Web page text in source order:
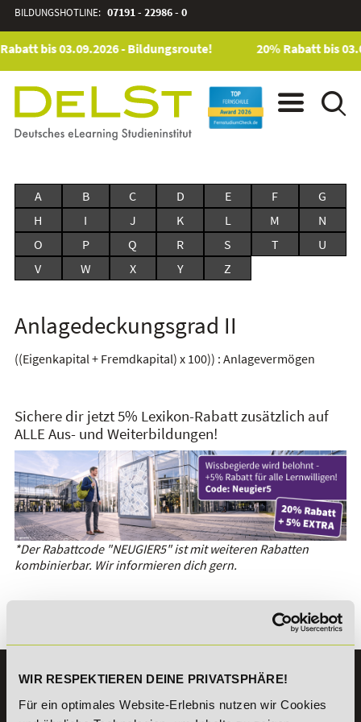
WIR RESPEKTIEREN DEINE PRIVATSPHÄRE!
Für ein optimales Website-Erlebnis nutzen wir Cookies
BILDUNGSHOTLINE: 07191 - 22986 - 0
bis 03.09.2026 - Bildungsroute! 20% Rabatt bis
A B C D E F
G
H
I J K L M
N
O
P Q R S T
U
V
W X Y Z
Anlagedeckungsgrad II
((Eigenkapital + Fremdkapital) x 100)) : Anlagevermögen
Sichere dir jetzt 5% Lexikon-Rabatt zusätzlich auf
ALLE Aus- und Weiterbildungen!
*Der Rabattcode "NEUGIER5" ist mit weiteren Rabatten
kombinierbar. Wir informieren dich gern.
Es gibt keine Einträge mit diesem Anfangsbuchstaben.
KONTAKT
07191 - 22986 - 0